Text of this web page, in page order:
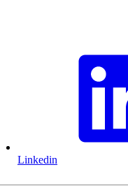
Linkedin